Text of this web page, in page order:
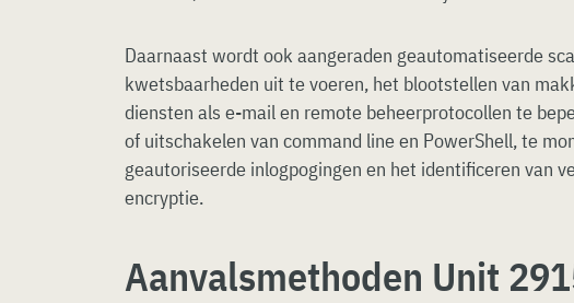
Daarnaast wordt ook aangeraden geautomatiseerde
kwetsbaarheden uit te voeren, het blootstellen van
diensten als e-mail en remote beheerprotocollen te
of uitschakelen van command line en PowerShell, te
geautoriseerde inlogpogingen en het identificeren van
encryptie.
Aanvalsmethoden Unit